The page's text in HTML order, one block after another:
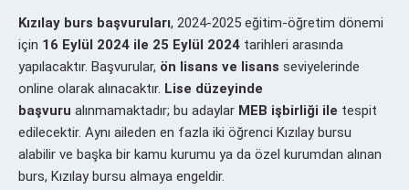
Kızılay burs başvuruları, 2024-2025 eğitim-öğretim dönemi
için 16 Eylül 2024 ile 25 Eylül 2024 tarihleri arasında
yapılacaktır. Başvurular, ön lisans ve lisans seviyelerinde
online olarak alınacaktır. Lise düzeyinde
başvuru alınmamaktadır; bu adaylar MEB işbirliği ile tespit
edilecektir. Aynı aileden en fazla iki öğrenci Kızılay bursu
alabilir ve başka bir kamu kurumu ya da özel kurumdan alınan
burs, Kızılay bursu almaya engeldir.